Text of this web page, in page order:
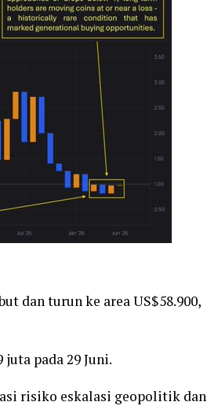
dan turun ke area US$58.900,
pada 29 Juni.
risiko eskalasi geopolitik dan